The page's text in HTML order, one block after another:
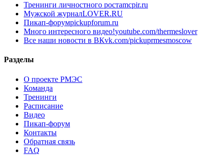
Тренинги личностного ростаmcpir.ru
Мужской журналLOVER.RU
Пикап-форумpickupforum.ru
Много интересного видео!youtube.com/thermeslover
Все наши новости в ВКvk.com/pickuprmesmoscow
Разделы
О проекте РМЭС
Команда
Тренинги
Расписание
Видео
Пикап-форум
Контакты
Обратная связь
FAQ